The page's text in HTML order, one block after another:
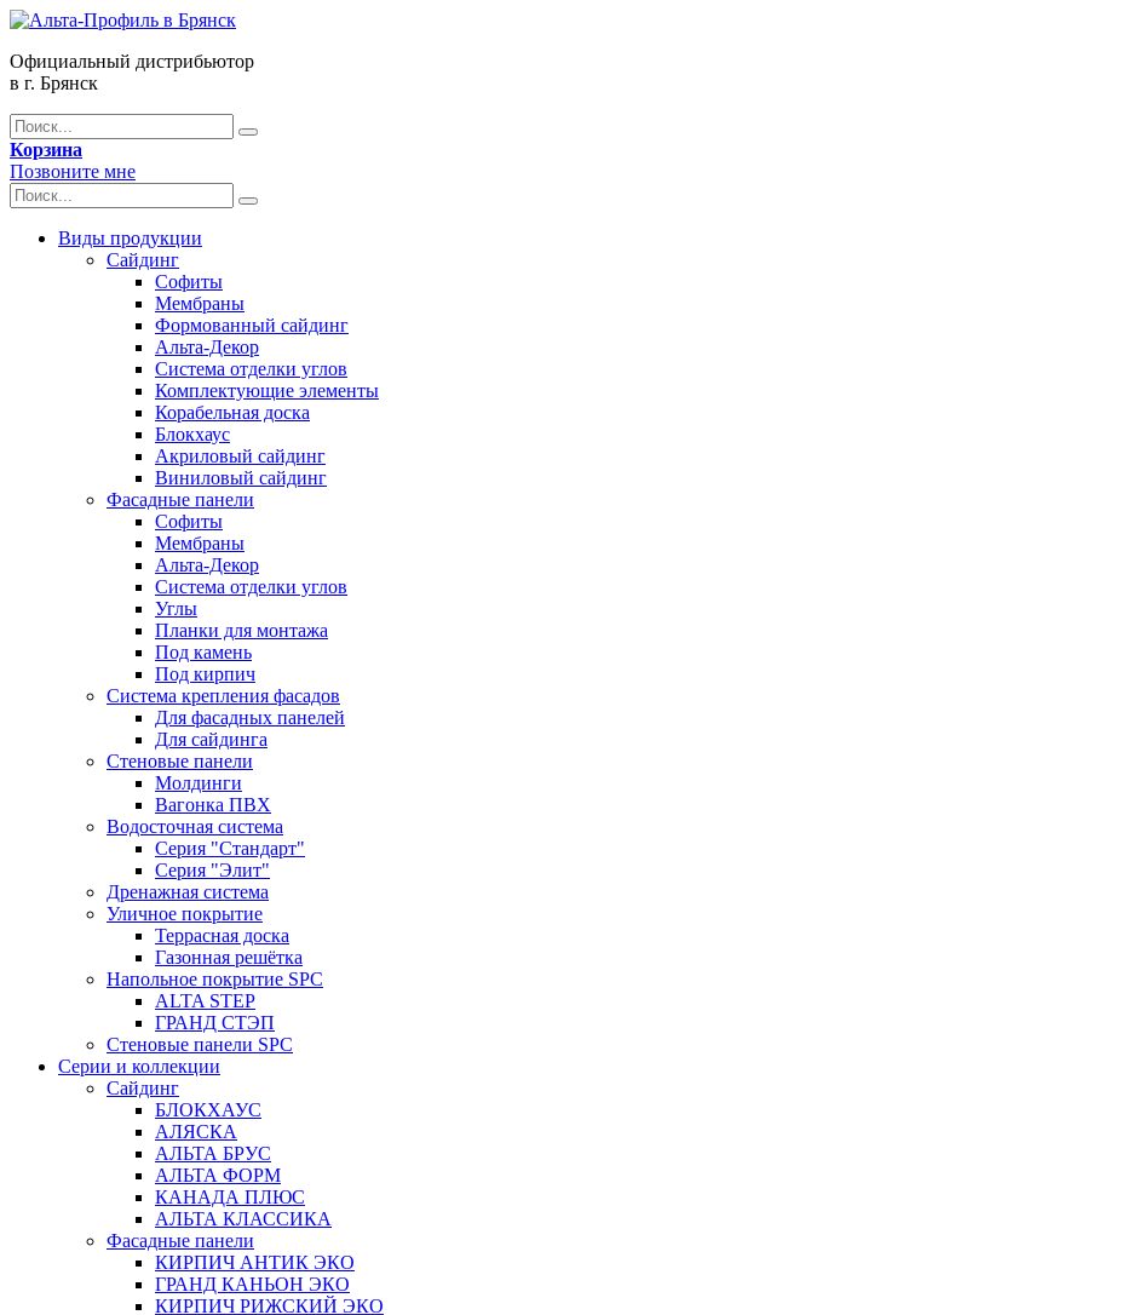
Официальный дистрибьютор
в г. Брянск
Корзина
Позвоните мне
Виды продукции
Сайдинг
Софиты
Мембраны
Формованный сайдинг
Альта-Декор
Система отделки углов
Комплектующие элементы
Корабельная доска
Блокхаус
Акриловый сайдинг
Виниловый сайдинг
Фасадные панели
Софиты
Мембраны
Альта-Декор
Система отделки углов
Углы
Планки для монтажа
Под камень
Под кирпич
Система крепления фасадов
Для фасадных панелей
Для сайдинга
Стеновые панели
Молдинги
Вагонка ПВХ
Водосточная система
Серия "Стандарт"
Серия "Элит"
Дренажная система
Уличное покрытие
Террасная доска
Газонная решётка
Напольное покрытие SPC
ALTA STEP
ГРАНД СТЭП
Стеновые панели SPC
Серии и коллекции
Сайдинг
БЛОКХАУС
АЛЯСКА
АЛЬТА БРУС
АЛЬТА ФОРМ
КАНАДА ПЛЮС
АЛЬТА КЛАССИКА
Фасадные панели
КИРПИЧ АНТИК ЭКО
ГРАНД КАНЬОН ЭКО
КИРПИЧ РИЖСКИЙ ЭКО